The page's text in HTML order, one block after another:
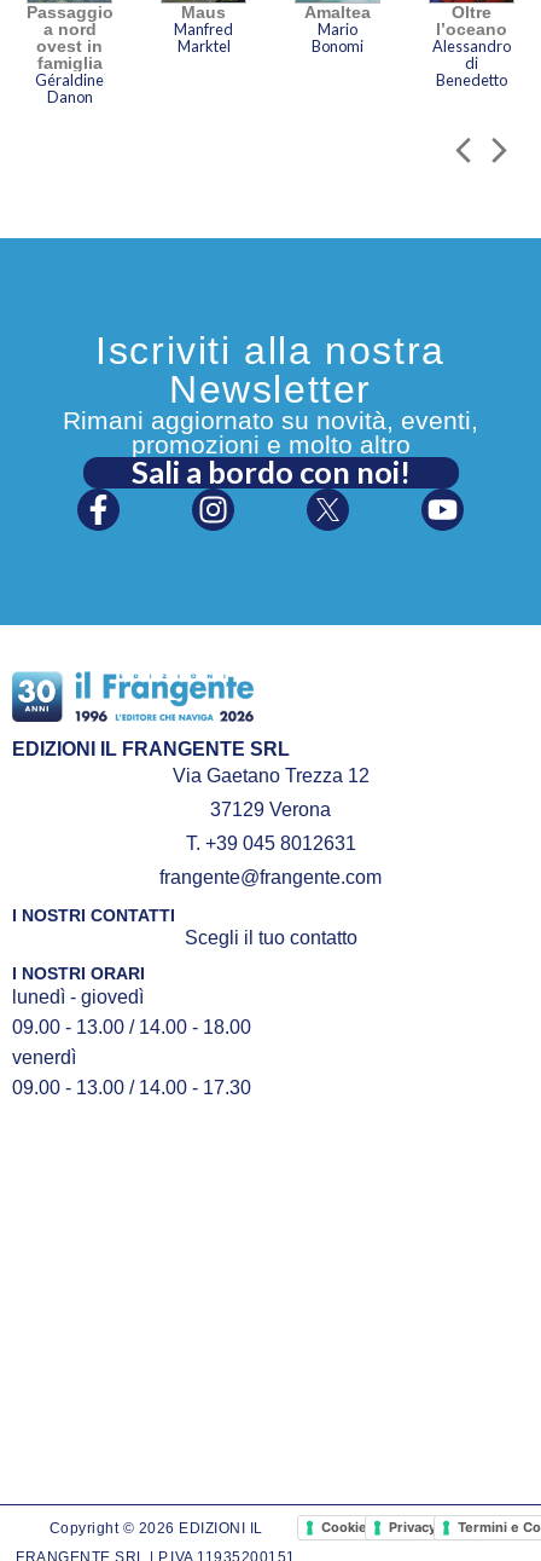
Passaggio
a nord
ovest in
famiglia
Géraldine
Danon
Maus
Manfred
Marktel
Amaltea
Mario
Bonomi
Oltre
l’oceano
Alessandro
di
Benedetto
Iscriviti alla nostra
Newsletter
Rimani aggiornato su novità, eventi,
promozioni e molto altro
Sali a bordo con noi!
EDIZIONI IL FRANGENTE SRL
Via Gaetano Trezza 12
37129 Verona
T. +39 045 8012631
frangente@frangente.com
I NOSTRI CONTATTI
Scegli il tuo contatto
I NOSTRI ORARI
lunedì - giovedì
09.00 - 13.00 / 14.00 - 18.00
venerdì
09.00 - 13.00 / 14.00 - 17.30
Copyright © 2026 EDIZIONI IL
FRANGENTE SRL | P.IVA 11935200151
Cookie PolicyPrivacy PolicyTermini e